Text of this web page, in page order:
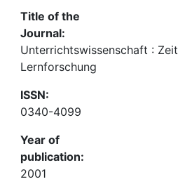
Title of the
Journal:
Unterrichtswissenschaft :
Lernforschung
ISSN:
0340-4099
Year of
publication:
2001